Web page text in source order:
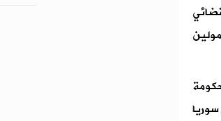
الحكومة
إلى سوريا